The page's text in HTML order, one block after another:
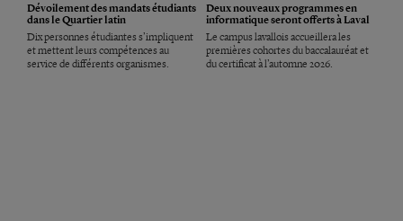
Dévoilement des mandats étudiants
dans le Quartier latin
Dix personnes étudiantes s’impliquent
et mettent leurs compétences au
service de différents organismes.
Deux nouveaux programmes en
informatique seront offerts à Laval
Le campus lavallois accueillera les
premières cohortes du baccalauréat et
du certificat à l’automne 2026.